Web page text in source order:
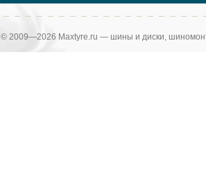
© 2009—2026 Maxtyre.ru — шины и диски,